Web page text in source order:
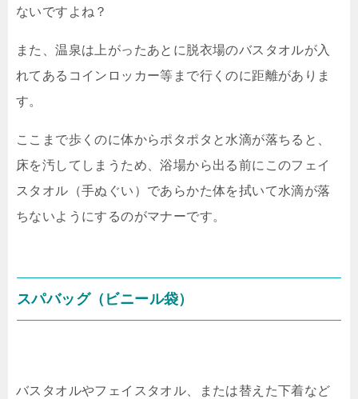
ないですよね？
また、温泉は上がったあとに脱衣場のバスタオルが入
れてあるコインロッカー等まで行くのに距離がありま
す。
ここまで歩くのに体からポタポタと水滴が落ちると、
床を汚してしまうため、浴場から出る前にこのフェイ
スタオル（手ぬぐい）であらかた体を拭いて水滴が落
ちないようにするのがマナーです。
スパバッグ（ビニール袋）
バスタオルやフェイスタオル、または替えた下着など